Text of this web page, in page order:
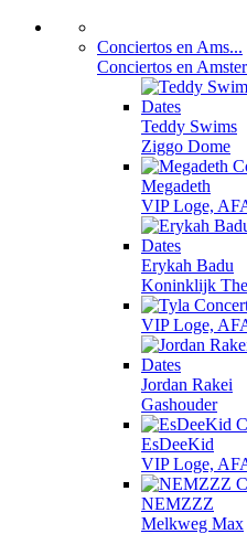
Conciertos en Ams...
Conciertos en
Teddy Swims
Ziggo Dome
Megadeth
VIP Loge,
Erykah Badu
Koninklijk
VIP Loge,
Jordan Rakei
Gashouder
EsDeeKid
VIP Loge,
NEMZZZ
Melkweg Max